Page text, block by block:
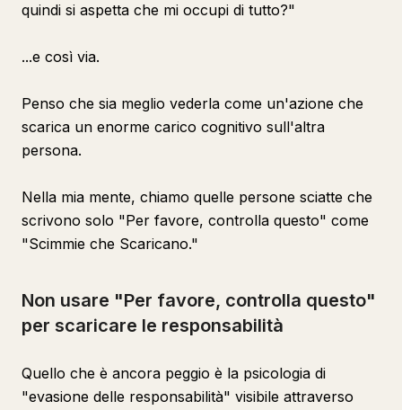
quindi si aspetta che mi occupi di tutto?"
...e così via.
Penso che sia meglio vederla come un'azione che
scarica un enorme carico cognitivo sull'altra
persona.
Nella mia mente, chiamo quelle persone sciatte che
scrivono solo "Per favore, controlla questo" come
"Scimmie che Scaricano."
Non usare "Per favore, controlla questo"
per scaricare le responsabilità
Quello che è ancora peggio è la psicologia di
"evasione delle responsabilità" visibile attraverso